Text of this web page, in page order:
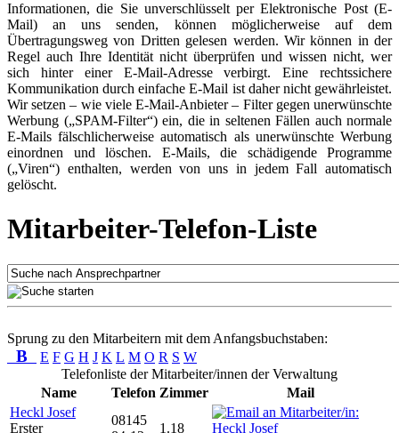
Informationen, die Sie unverschlüsselt per Elektronische Post (E-
Mail) an uns senden, können möglicherweise auf dem
Übertragungsweg von Dritten gelesen werden. Wir können in der
Regel auch Ihre Identität nicht überprüfen und wissen nicht, wer
sich hinter einer E-Mail-Adresse verbirgt. Eine rechtssichere
Kommunikation durch einfache E-Mail ist daher nicht gewährleistet.
Wir setzen – wie viele E-Mail-Anbieter – Filter gegen unerwünschte
Werbung („SPAM-Filter“) ein, die in seltenen Fällen auch normale
E-Mails fälschlicherweise automatisch als unerwünschte Werbung
einordnen und löschen. E-Mails, die schädigende Programme
(„Viren“) enthalten, werden von uns in jedem Fall automatisch
gelöscht.
Mitarbeiter-Telefon-Liste
Sprung zu den Mitarbeitern mit dem Anfangsbuchstaben:
B E F G H J K L M O R S W
Telefonliste der Mitarbeiter/innen der Verwaltung
Name
Telefon Zimmer
Mail
Heckl Josef
Erster
08145
1.18